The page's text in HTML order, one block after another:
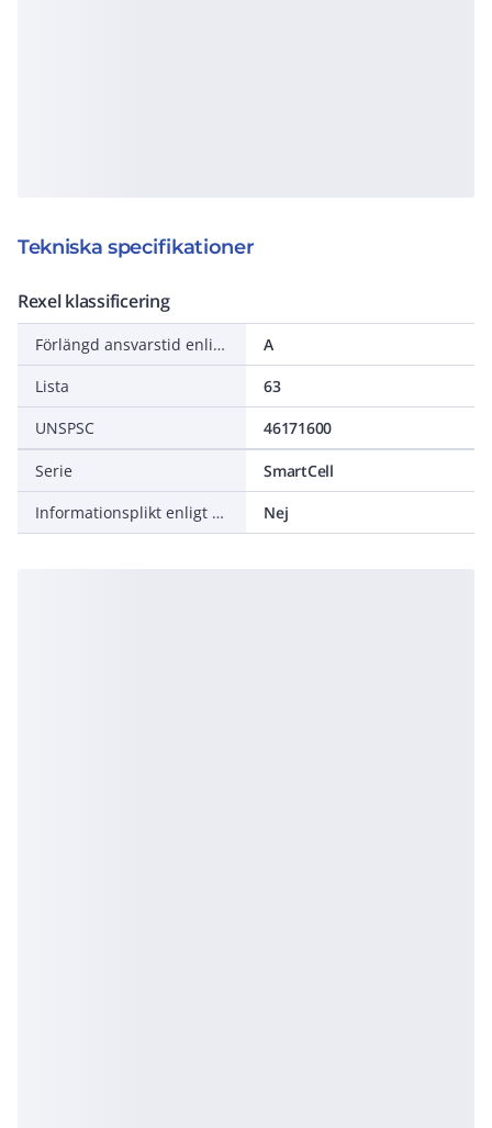
Tekniska specifikationer
Rexel klassificering
Förlängd ansvarstid enligt ALEM-09
A
Lista
63
UNSPSC
46171600
Serie
SmartCell
Informationsplikt enligt REACH
Nej